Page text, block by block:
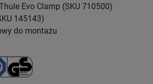
Evo Clamp (SKU 710500)
145143)
do montażu